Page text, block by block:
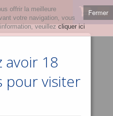
0
avoir 18
pour visiter
Fermer
offrir la meilleure
votre navigation, vous
veuillez cliquer ici